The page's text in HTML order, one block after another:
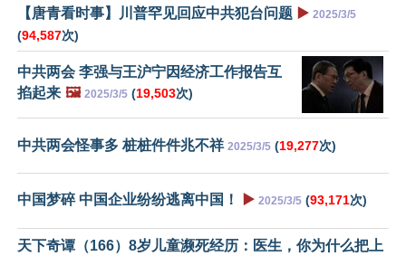
【唐青看时事】川普罕见回应中共犯台问题 ▶️ 2025/3/5
(94,587次)
中共两会 李强与王沪宁因经济工作报告互
掐起来 🖼️ 2025/3/5 (19,503次)
中共两会怪事多 桩桩件件兆不祥 2025/3/5 (19,277次)
中国梦碎 中国企业纷纷逃离中国！ ▶️ 2025/3/5 (93,171次)
天下奇谭（166）8岁儿童濒死经历：医生，你为什么把上